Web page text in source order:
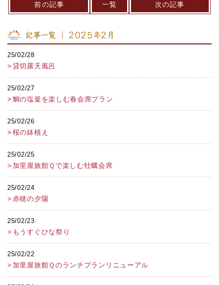
前の記事 一覧 次の記事
記事一覧 ｜ 2025年2月
25/02/28
貸切露天風呂
25/02/27
鯛の塩釜を楽しむ春会席プラン
25/02/26
桜の鉢植え
25/02/25
加里屋旅館Ｑで楽しむ牡蠣会席
25/02/24
赤穂の夕陽
25/02/23
もうすぐひな祭り
25/02/22
加里屋旅館Ｑのランチプランリニューアル